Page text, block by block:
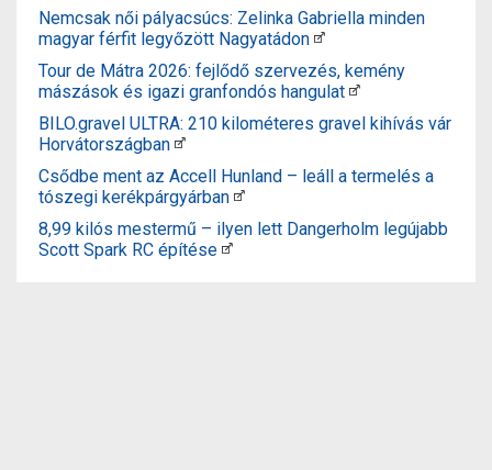
Nemcsak női pályacsúcs: Zelinka Gabriella minden
magyar férfit legyőzött Nagyatádon
Tour de Mátra 2026: fejlődő szervezés, kemény
mászások és igazi granfondós hangulat
BILO.gravel ULTRA: 210 kilométeres gravel kihívás vár
Horvátországban
Csődbe ment az Accell Hunland – leáll a termelés a
tószegi kerékpárgyárban
8,99 kilós mestermű – ilyen lett Dangerholm legújabb
Scott Spark RC építése